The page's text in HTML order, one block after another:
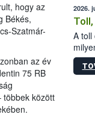
hogy az
Békés,
Szatmár-
az év
75 RB
többek között
2026.
A toll